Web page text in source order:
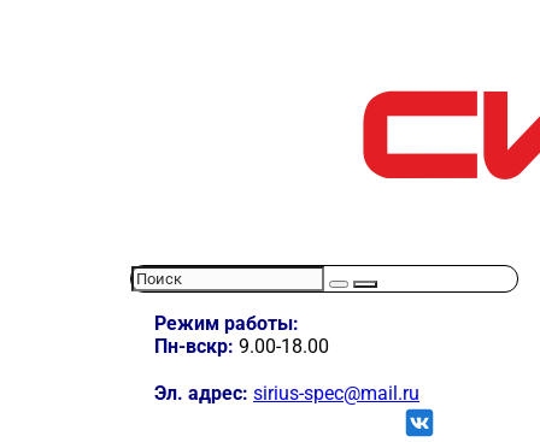
Режим работы:
Пн-вскр: 9.00-18.00
Эл. адрес: sirius-spec@mail.ru